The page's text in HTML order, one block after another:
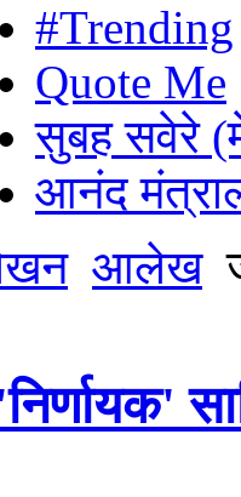
#Trending
Quote Me
सुबह सवेरे
आनंद
आलेख